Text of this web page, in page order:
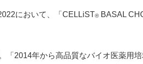
において、「 CELLiST® BASAL
「 2014年から高品質なバイオ医薬用